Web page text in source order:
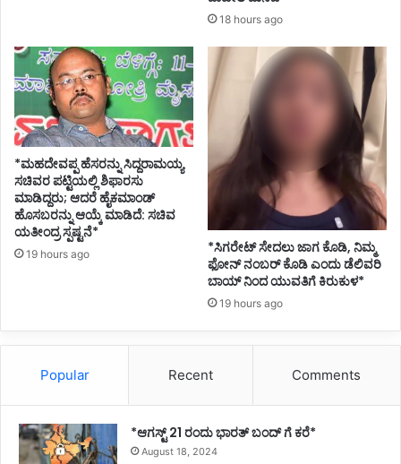
18 hours ago
*ಮಹದೇವಪ್ಪ ಹೆಸರನ್ನು ಸಿದ್ದರಾಮಯ್ಯ
ಸಚಿವರ ಪಟ್ಟಿಯಲ್ಲಿ ಶಿಫಾರಸು
ಮಾಡಿದ್ದರು; ಆದರೆ ಹೈಕಮಾಂಡ್
ಹೊಸಬರನ್ನು ಆಯ್ಕೆ ಮಾಡಿದೆ: ಸಚಿವ
ಯತೀಂದ್ರ ಸ್ಪಷ್ಟನೆ*
19 hours ago
*ಸಿಗರೇಟ್ ಸೇದಲು ಜಾಗ ಕೊಡಿ, ನಿಮ್ಮ
ಫೋನ್ ನಂಬರ್ ಕೊಡಿ ಎಂದು ಡೆಲಿವರಿ
ಬಾಯ್ ನಿಂದ ಯುವತಿಗೆ ಕಿರುಕುಳ*
19 hours ago
Popular Recent Comments
*ಆಗಸ್ಟ್ 21 ರಂದು ಭಾರತ್‌ ಬಂದ್‌ ಗೆ ಕರೆ*
August 18, 2024